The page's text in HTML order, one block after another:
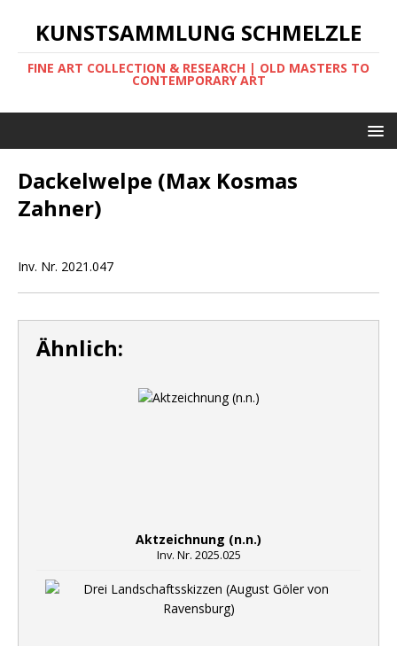
KUNSTSAMMLUNG SCHMELZLE
FINE ART COLLECTION & RESEARCH | OLD MASTERS TO
CONTEMPORARY ART
Dackelwelpe (Max Kosmas
Zahner)
Inv. Nr. 2021.047
Ähnlich:
Aktzeichnung (n.n.)
Inv. Nr. 2025.025